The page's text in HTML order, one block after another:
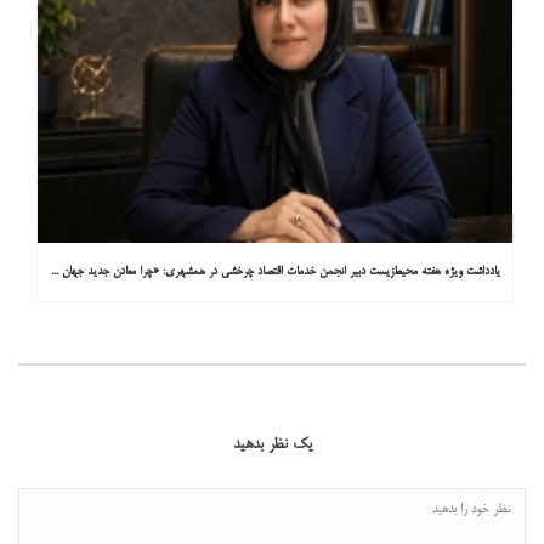
یادداشت ویژه هفته محیط‌زیست دبیر انجمن خدمات اقتصاد چرخشی در همشهری: «چرا معادن جدید جهان زیر زمین نیستند؟»
یک نظر بدهید